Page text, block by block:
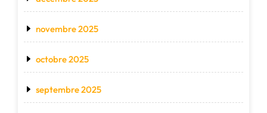
novembre 2025
octobre 2025
septembre 2025